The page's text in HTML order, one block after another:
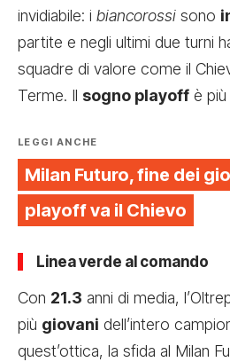
invidiabile: i biancorossi sono
partite e negli ultimi due turni
squadre di valore come il
Terme. Il sogno playoff è
LEGGI ANCHE
Milan Futuro, fine dei
playoff va il Chievo
Linea verde al comando
Con 21.3 anni di media,
più giovani dell’intero
quest’ottica, la sfida al Milan